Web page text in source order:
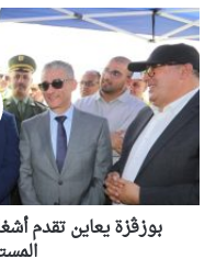
بكالوريا
2026
بوزڨزة
يعاين
تقدم
أشغال
مشروع
محطة
تصفية
المياه
المستعملة
بتندوفبوزڨزة يعاين تقدم